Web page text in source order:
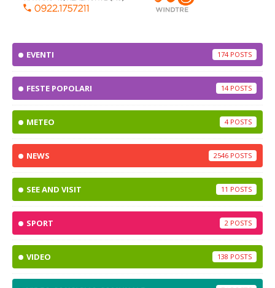
EVENTI 174
FESTE POPOLARI 14
METEO 4
NEWS 2546
SEE AND VISIT 11
SPORT 2
VIDEO 138